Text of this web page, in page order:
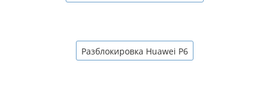
Разблокировка Huawei P6